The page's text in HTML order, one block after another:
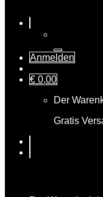
Anmelden
€ 0,00
Der
Gratis